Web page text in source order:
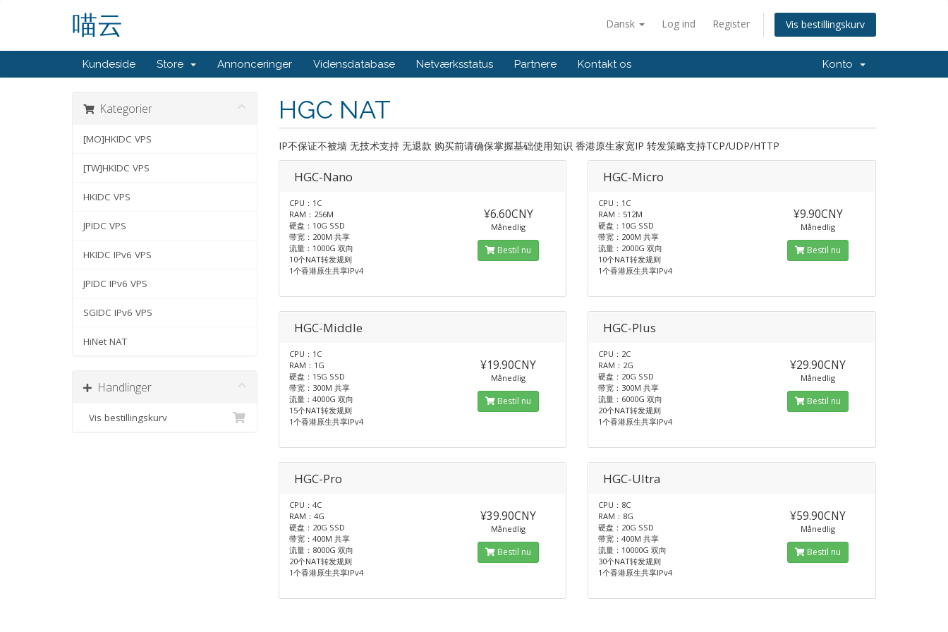
Dansk Log ind Register Vis bestillingskurv
喵云
Kundeside Store Annonceringer Vidensdatabase Netværksstatus Partnere Kontakt os Konto
Kategorier
[MO]HKIDC VPS
[TW]HKIDC VPS
HKIDC VPS
JPIDC VPS
HKIDC IPv6 VPS
JPIDC IPv6 VPS
SGIDC IPv6 VPS
HiNet NAT
Handlinger
Vis bestillingskurv
HGC NAT
IP不保证不被墙 无技术支持 无退款 购买前请确保掌握基础使用知识 香港原生家宽IP 转发策略支持TCP/UDP/HTTP
HGC-Nano
CPU：1C
RAM：256M
硬盘：10G SSD
带宽：200M 共享
流量：1000G 双向
10个NAT转发规则
1个香港原生共享IPv4
¥6.60CNY
Månedlig
Bestil nu
HGC-Micro
CPU：1C
RAM：512M
硬盘：10G SSD
带宽：200M 共享
流量：2000G 双向
10个NAT转发规则
1个香港原生共享IPv4
¥9.90CNY
Månedlig
Bestil nu
HGC-Middle
CPU：1C
RAM：1G
硬盘：15G SSD
带宽：300M 共享
流量：4000G 双向
15个NAT转发规则
1个香港原生共享IPv4
¥19.90CNY
Månedlig
Bestil nu
HGC-Plus
CPU：2C
RAM：2G
硬盘：20G SSD
带宽：300M 共享
流量：6000G 双向
20个NAT转发规则
1个香港原生共享IPv4
¥29.90CNY
Månedlig
Bestil nu
HGC-Pro
CPU：4C
RAM：4G
硬盘：20G SSD
带宽：400M 共享
流量：8000G 双向
20个NAT转发规则
1个香港原生共享IPv4
¥39.90CNY
Månedlig
Bestil nu
HGC-Ultra
CPU：8C
RAM：8G
硬盘：20G SSD
带宽：400M 共享
流量：10000G 双向
30个NAT转发规则
1个香港原生共享IPv4
¥59.90CNY
Månedlig
Bestil nu